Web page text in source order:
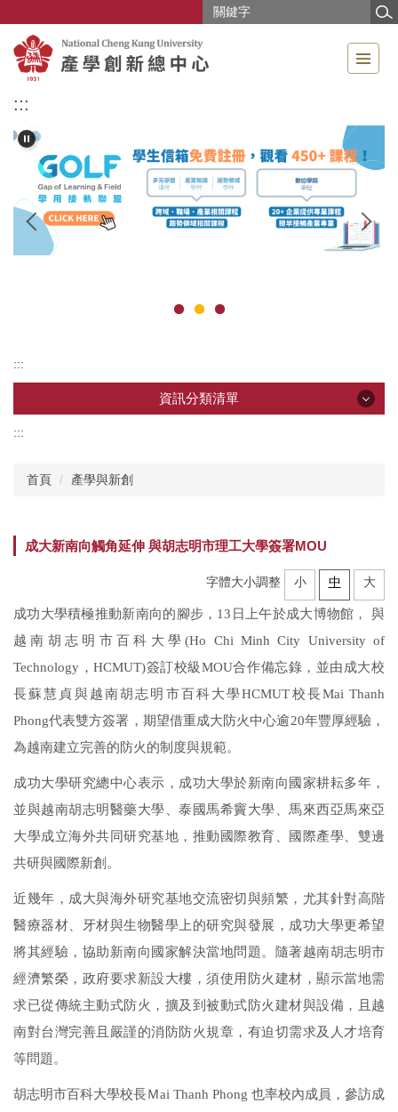
主
要
容
:::
:::
資訊分類清單
所屬研究中心
企業共研中心
研發技術推薦
計畫申辦
加速器
數位課程
智權服務
:::
首頁 產學與新創
成大新南向觸角延伸 與胡志明市理工大學簽署MOU
字體大小調整 小 中 大
成功大學積極推動新南向的腳步，13日上午於成大博物館， 與
越南胡志明市百科大學(Ho Chi Minh City University of
Technology，HCMUT)簽訂校級MOU合作備忘錄，並由成大校
長蘇慧貞與越南胡志明市百科大學HCMUT校長Mai Thanh
Phong代表雙方簽署，期望借重成大防火中心逾20年豐厚經驗，
為越南建立完善的防火的制度與規範。
成功大學研究總中心表示，成功大學於新南向國家耕耘多年，
並與越南胡志明醫藥大學、泰國馬希竇大學、馬來西亞馬來亞
大學成立海外共同研究基地，推動國際教育、國際產學、雙邊
共研與國際新創。
近幾年，成大與海外研究基地交流密切與頻繁，尤其針對高階
醫療器材、牙材與生物醫學上的研究與發展，成功大學更希望
將其經驗，協助新南向國家解決當地問題。隨著越南胡志明市
經濟繁榮，政府要求新設大樓，須使用防火建材，顯示當地需
求已從傳統主動式防火，擴及到被動式防火建材與設備，且越
南對台灣完善且嚴謹的消防防火規章，有迫切需求及人才培育
等問題。
胡志明市百科大學校長Ｍai Thanh Phong 也率校內成員，參訪成